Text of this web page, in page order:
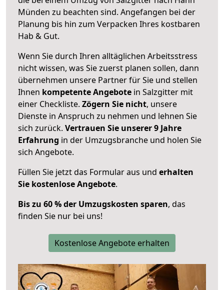
Münden zu beachten sind. Angefangen bei der
Planung bis hin zum Verpacken Ihres kostbaren
Hab & Gut.
Wenn Sie durch Ihren alltäglichen Arbeitsstress
nicht wissen, was Sie zuerst planen sollen, dann
übernehmen unsere Partner für Sie und stellen
Ihnen kompetente Angebote in Salzgitter mit
einer Checkliste. Zögern Sie nicht, unsere
Dienste in Anspruch zu nehmen und lehnen Sie
sich zurück. Vertrauen Sie unserer 9 Jahre
Erfahrung in der Umzugsbranche und holen Sie
sich Angebote.
Füllen Sie jetzt das Formular aus und erhalten
Sie kostenlose Angebote.
Bis zu 60 % der Umzugskosten sparen, das
finden Sie nur bei uns!
Kostenlose Angebote erhalten